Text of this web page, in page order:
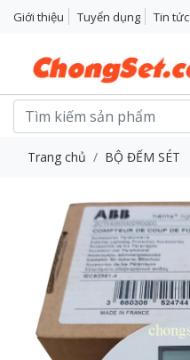
Giới thiệu Tuyển dụng Tin tức
Trang chủ BỘ ĐẾM SÉT